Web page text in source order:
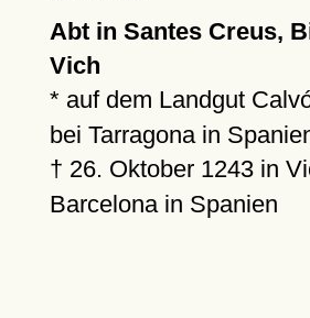
Abt in Santes Creus,
Vich
* auf dem Landgut
bei Tarragona in
† 26. Oktober 1243in
Barcelona in Spanien